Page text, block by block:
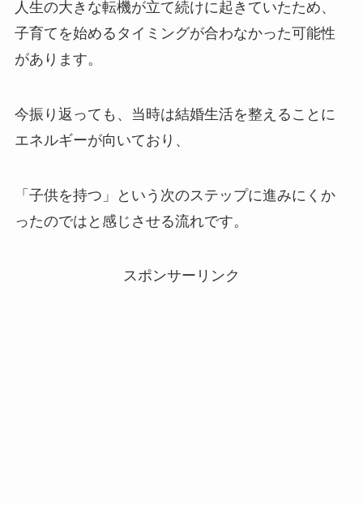
人生の大きな転機が立て続けに起きていたため、
子育てを始めるタイミングが合わなかった可能性
があります。
今振り返っても、当時は結婚生活を整えることに
エネルギーが向いており、
「子供を持つ」という次のステップに進みにくか
ったのではと感じさせる流れです。
スポンサーリンク